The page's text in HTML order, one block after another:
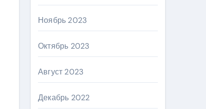
Ноябрь 2023
Октябрь 2023
Август 2023
Декабрь 2022